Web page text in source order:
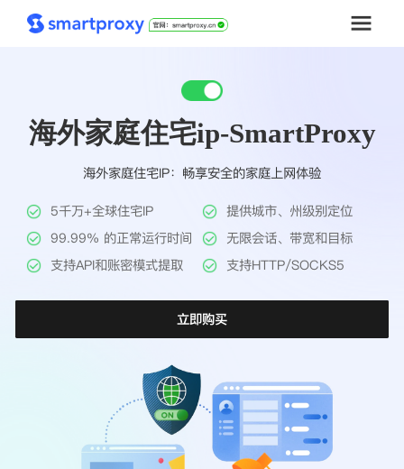
套餐购买
工具
帮助中心
海外家庭住宅ip-SmartProxy
海外家庭住宅IP：畅享安全的家庭上网体验
5千万+全球住宅IP
提供城市、州级别定位
99.99% 的正常运行时间
无限会话、带宽和目标
支持API和账密模式提取
支持HTTP/SOCKS5
立即购买